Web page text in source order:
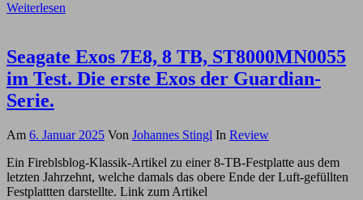
Weiterlesen
Seagate Exos 7E8, 8 TB, ST8000MN0055
im Test. Die erste Exos der Guardian-
Serie.
Am 6. Januar 2025 Von Johannes Stingl In Review
Ein Fireblsblog-Klassik-Artikel zu einer 8-TB-Festplatte aus dem
letzten Jahrzehnt, welche damals das obere Ende der Luft-gefüllten
Festplattten darstellte. Link zum Artikel